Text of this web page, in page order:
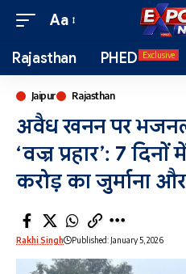
Aa
Rajasthan PHED Exclusive
Jaipur Rajasthan
अवैध खनन पर
‘वज्र प्रहार’: 7
करोड़ का जुर्माना
Rakhi Singh Published: January 5, 2026